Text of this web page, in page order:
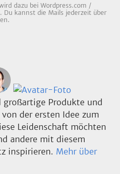
dazu bei Wordpress.com /
Du kannst die Mails jederzeit über
großartige Produkte und
der ersten Idee zum
Leidenschaft möchten
andere mit diesem
inspirieren. Mehr über